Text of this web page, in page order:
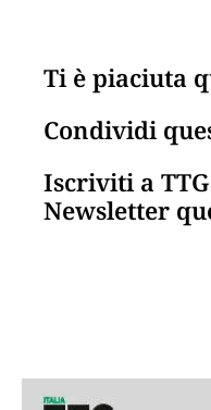
Ti è piaciuta
Condividi
Iscriviti a
Newsletter